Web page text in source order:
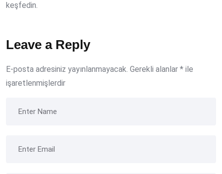
keşfedin.
Leave a Reply
E-posta adresiniz yayınlanmayacak. Gerekli alanlar * ile
işaretlenmişlerdir